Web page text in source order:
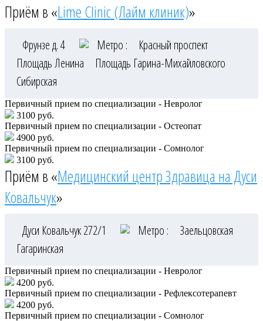
Приём в «Lime Clinic (Лайм клиник)»
Фрунзе д. 4 Метро :
Красный проспект
Площадь Ленина
Площадь Гарина-Михайловского
Сибирская
Первичный прием по специализации - Невролог
3100 руб.
Первичный прием по специализации - Остеопат
4900 руб.
Первичный прием по специализации - Сомнолог
3100 руб.
Приём в «Медицинский центр Здравица на Дуси
Ковальчук»
Дуси Ковальчук 272/1 Метро :
Заельцовская
Гагаринская
Первичный прием по специализации - Невролог
4200 руб.
Первичный прием по специализации - Рефлексотерапевт
4200 руб.
Первичный прием по специализации - Сомнолог